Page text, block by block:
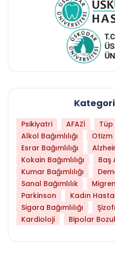
Psikiyatri AFAZİ
Tüp
Alkol Bağımlılığı
Otizm
Esrar Bağımlılığı
Kokain Bağımlılığı
Baş
Kumar Bağımlılığı
Sanal Bağımlılık
Migren
Parkinson
Kadın
Sigara Bağımlılığı
Kardioloji
Bipolar